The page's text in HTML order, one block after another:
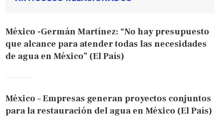
México -Germán Martínez: “No hay presupuesto
que alcance para atender todas las necesidades
de agua en México” (El País)
México – Empresas generan proyectos conjuntos
para la restauración del agua en México (El País)